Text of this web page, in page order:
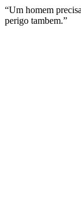
“Um homem
perigo tambem.”